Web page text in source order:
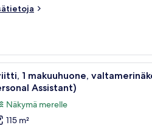
työpöytä ja näköala rannalle.Moderni
11
1 makuuhuone,
Assistant)
Näkymä merelle
115 m²